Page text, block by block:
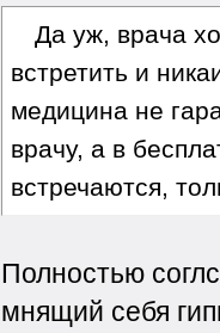
Да уж, врача
встретить и
медицина не
врачу, а в
встречаются,
Полностью
мнящий себя